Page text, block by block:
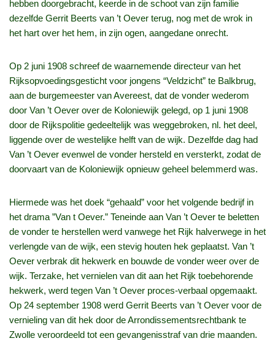
hebben doorgebracht, keerde in de schoot van zijn familie
dezelfde Gerrit Beerts van ’t Oever terug, nog met de wrok in
het hart over het hem, in zijn ogen, aangedane onrecht.
Op 2 juni 1908 schreef de waarnemende directeur van het
Rijksopvoedingsgesticht voor jongens “Veldzicht” te Balkbrug,
aan de burgemeester van Avereest, dat de vonder wederom
door Van ’t Oever over de Koloniewijk gelegd, op 1 juni 1908
door de Rijkspolitie gedeeltelijk was weggebroken, nl. het deel,
liggende over de westelijke helft van de wijk. Dezelfde dag had
Van ’t Oever evenwel de vonder hersteld en versterkt, zodat de
doorvaart van de Koloniewijk opnieuw geheel belemmerd was.
Hiermede was het doek “gehaald” voor het volgende bedrijf in
het drama ”Van t Oever.” Teneinde aan Van ’t Oever te beletten
de vonder te herstellen werd vanwege het Rijk halverwege in het
verlengde van de wijk, een stevig houten hek geplaatst. Van ’t
Oever verbrak dit hekwerk en bouwde de vonder weer over de
wijk. Terzake, het vernielen van dit aan het Rijk toebehorende
hekwerk, werd tegen Van ’t Oever proces-verbaal opgemaakt.
Op 24 september 1908 werd Gerrit Beerts van ’t Oever voor de
vernieling van dit hek door de Arrondissementsrechtbank te
Zwolle veroordeeld tot een gevangenisstraf van drie maanden.